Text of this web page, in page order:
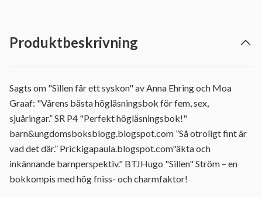
Produktbeskrivning
Sagts om "Sillen får ett syskon" av Anna Ehring och Moa
Graaf: "Vårens bästa högläsningsbok för fem, sex,
sjuåringar.” SR P4 "Perfekt högläsningsbok!"
barn&ungdomsboksblogg.blogspot.com ”Så otroligt fint är
vad det där.” Prickigapaula.blogspot.com"äkta och
inkännande barnperspektiv." BTJHugo "Sillen" Ström – en
bokkompis med hög fniss- och charmfaktor!